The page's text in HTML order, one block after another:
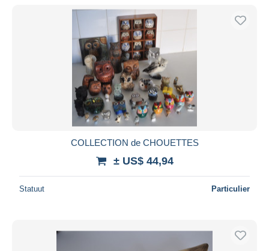
COLLECTION de CHOUETTES
± US$ 44,94
Statuut Particulier